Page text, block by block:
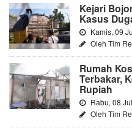
Kejari
Kasus
Kamis, 09
Oleh Tim
Rumah
Terbakar,
Rupiah
Rabu, 08
Oleh Tim